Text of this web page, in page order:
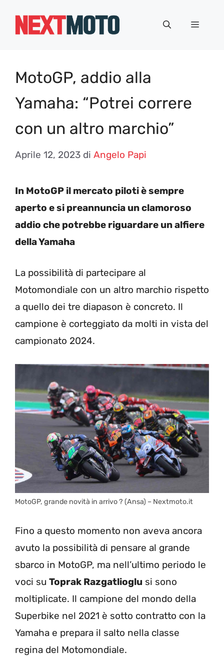
Menu
MotoGP, addio alla
Yamaha: “Potrei correre
con un altro marchio”
Aprile 12, 2023 di Angelo Papi
In MotoGP il mercato piloti è sempre
aperto e si preannuncia un clamoroso
addio che potrebbe riguardare un alfiere
della Yamaha
La possibilità di partecipare al
Motomondiale con un altro marchio rispetto
a quello dei tre diapason è concreto. Il
campione è corteggiato da molti in vista del
campionato 2024.
MotoGP, grande novità in arrivo ? (Ansa) – Nextmoto.it
Fino a questo momento non aveva ancora
avuto la possibilità di pensare al grande
sbarco in MotoGP, ma nell’ultimo periodo le
voci su Toprak Razgatlioglu si sono
moltiplicate. Il campione del mondo della
Superbike nel 2021 è sotto contratto con la
Yamaha e prepara il salto nella classe
regina del Motomondiale.